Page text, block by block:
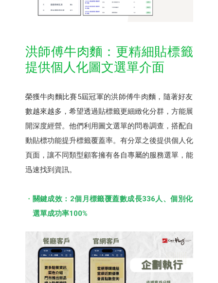
洪師傅牛肉麵：更精細貼標籤
提供個人化圖文選單介面
榮獲牛肉麵比賽5屆冠軍的洪師傅牛肉麵，隨著好友
數越來越多，希望透過貼標籤更細緻化分群，方能展
開深度經營。他們利用圖文選單的問卷調查，搭配自
動貼標功能提升標籤覆蓋率。有分眾之後提供個人化
頁面，讓不同類型顧客擁有各自專屬的服務選單，能
迅速找到資訊。
關鍵成效：2個月標籤覆蓋數成長336人、個別化
選單成功率100%